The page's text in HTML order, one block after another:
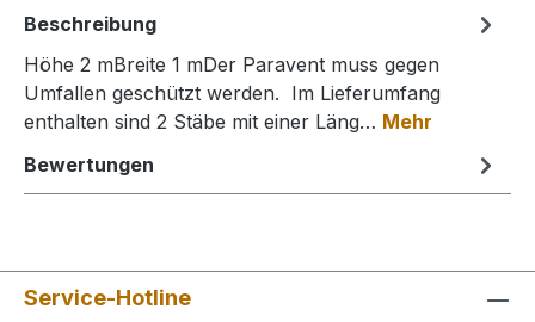
Beschreibung
Höhe 2 mBreite 1 mDer Paravent muss gegen
Umfallen geschützt werden. Im Lieferumfang
enthalten sind 2 Stäbe mit einer Läng… Mehr
Bewertungen
Service-Hotline